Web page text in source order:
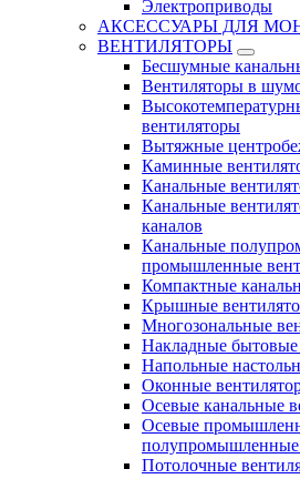
Электроприводы
АКСЕССУАРЫ ДЛЯ
ВЕНТИЛЯТОРЫ
Бесшумные
Вентиляторы в
вентиляторы
Вытяжные
Каминные
Канальные
Канальные
каналов
Канальные
промышленные
Компактные
Крышные
Многозональные
Накладные бытовые
Напольные
Оконные
Осевые канальные
Осевые
полупромышленные
Потолочные